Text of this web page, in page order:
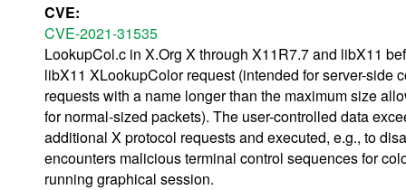
CVE:
CVE-2021-31535
LookupCol.c in X.Org X through X11R7.7 and libX11
libX11 XLookupColor request (intended for server-side
requests with a name longer than the maximum size
for normal-sized packets). The user-controlled data
additional X protocol requests and executed, e.g., to
encounters malicious terminal control sequences for
running graphical session.